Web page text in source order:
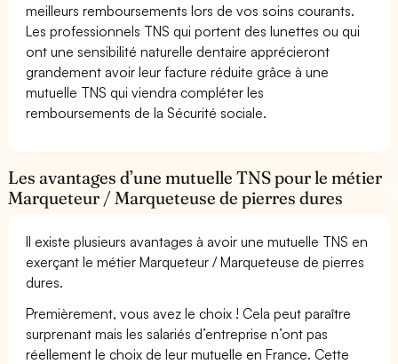
meilleurs remboursements lors de vos soins courants.
Les professionnels TNS qui portent des lunettes ou qui
ont une sensibilité naturelle dentaire apprécieront
grandement avoir leur facture réduite grâce à une
mutuelle TNS qui viendra compléter les
remboursements de la Sécurité sociale.
Les avantages d’une mutuelle TNS pour le métier
Marqueteur / Marqueteuse de pierres dures
Il existe plusieurs avantages à avoir une mutuelle TNS en
exerçant le métier Marqueteur / Marqueteuse de pierres
dures.
Premièrement, vous avez le choix ! Cela peut paraître
surprenant mais les salariés d’entreprise n’ont pas
réellement le choix de leur mutuelle en France. Cette